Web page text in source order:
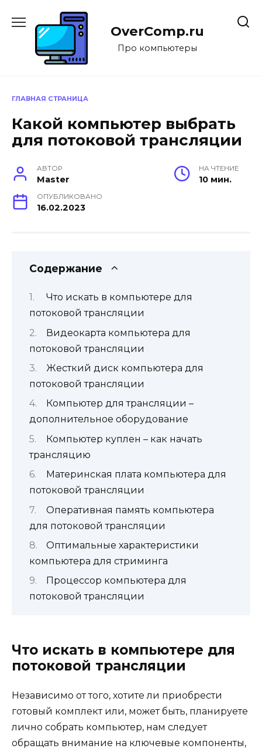
содержанию
OverComp.ru
Про компьютеры
ГЛАВНАЯ СТРАНИЦА
Какой компьютер выбрать
для потоковой трансляции
АВТОР
Master
НА ЧТЕНИЕ
10 мин.
ОПУБЛИКОВАНО
16.02.2023
Содержание
Что искать в компьютере для
потоковой трансляции
Видеокарта компьютера для
потоковой трансляции
Жесткий диск компьютера для
потоковой трансляции
Компьютер для трансляции –
дополнительное оборудование
Компьютер куплен – как начать
трансляцию
Материнская плата компьютера для
потоковой трансляции
Оперативная память компьютера
для потоковой трансляции
Оптимальные характеристики
компьютера для стриминга
Процессор компьютера для
потоковой трансляции
Что искать в компьютере для
потоковой трансляции
Независимо от того, хотите ли приобрести
готовый комплект или, может быть, планируете
лично собрать компьютер, нам следует
обращать внимание на ключевые компоненты,